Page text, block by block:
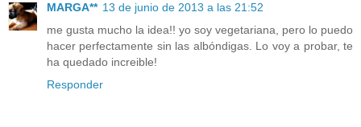
MARGA** 13 de junio de 2013 a las 21:52
me gusta mucho la idea!! yo soy vegetariana, pero lo puedo
hacer perfectamente sin las albóndigas. Lo voy a probar, te
ha quedado increible!
Responder